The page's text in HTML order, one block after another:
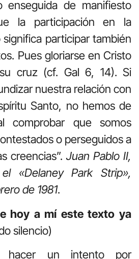
enseguida de manifiesto
la participación en la
participar también
Pues gloriarse en Cristo
cruz (cf. Gal 6, 14). Si
nuestra relación con
Santo, no hemos de
comprobar que somos
o perseguidos a
creencias”. Juan Pablo II,
«Delaney Park Strip»,
de 1981.
hoy a mí este texto ya
silencio)
hacer un intento por